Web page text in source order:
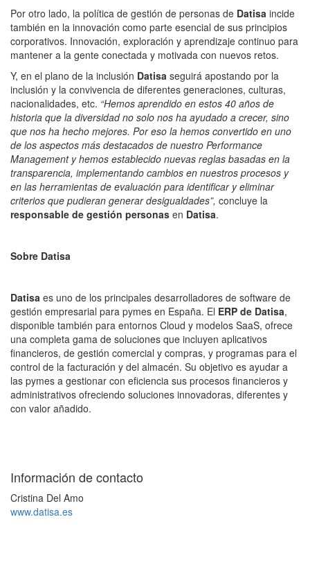
Por otro lado, la política de gestión de personas de Datisa incide
también en la innovación como parte esencial de sus principios
corporativos. Innovación, exploración y aprendizaje continuo para
mantener a la gente conectada y motivada con nuevos retos.
Y, en el plano de la inclusión Datisa seguirá apostando por la
inclusión y la convivencia de diferentes generaciones, culturas,
nacionalidades, etc. “Hemos aprendido en estos 40 años de
historia que la diversidad no solo nos ha ayudado a crecer, sino
que nos ha hecho mejores. Por eso la hemos convertido en uno
de los aspectos más destacados de nuestro Performance
Management y hemos establecido nuevas reglas basadas en la
transparencia, implementando cambios en nuestros procesos y
en las herramientas de evaluación para identificar y eliminar
criterios que pudieran generar desigualdades”, concluye la
responsable de gestión personas en Datisa.
Sobre Datisa
Datisa es uno de los principales desarrolladores de software de
gestión empresarial para pymes en España. El ERP de Datisa,
disponible también para entornos Cloud y modelos SaaS, ofrece
una completa gama de soluciones que incluyen aplicativos
financieros, de gestión comercial y compras, y programas para el
control de la facturación y del almacén. Su objetivo es ayudar a
las pymes a gestionar con eficiencia sus procesos financieros y
administrativos ofreciendo soluciones innovadoras, diferentes y
con valor añadido.
Información de contacto
Cristina Del Amo
www.datisa.es